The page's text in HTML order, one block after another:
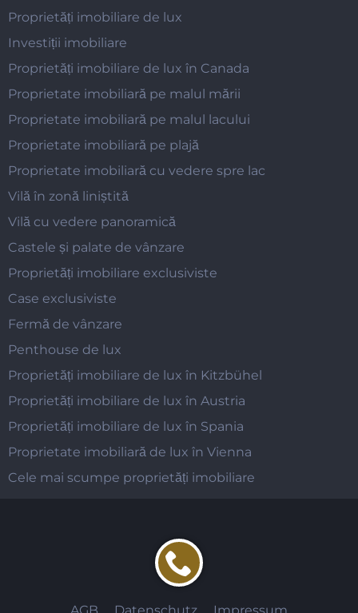
Proprietăți imobiliare de lux
Investiții imobiliare
Proprietăți imobiliare de lux în Canada
Proprietate imobiliară pe malul mării
Proprietate imobiliară pe malul lacului
Proprietate imobiliară pe plajă
Proprietate imobiliară cu vedere spre lac
Vilă în zonă liniștită
Vilă cu vedere panoramică
Castele și palate de vânzare
Proprietăți imobiliare exclusiviste
Case exclusiviste
Fermă de vânzare
Penthouse de lux
Proprietăți imobiliare de lux în Kitzbühel
Proprietăți imobiliare de lux în Austria
Proprietăți imobiliare de lux în Spania
Proprietate imobiliară de lux în Vienna
Cele mai scumpe proprietăți imobiliare
AGB Datenschutz Impressum